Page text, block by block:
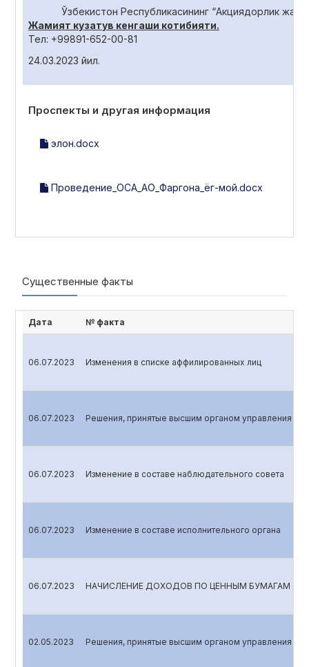
Ўзбекистон Республикасининг “Акциядорлик жамияти
Жамият кузатув кенгаши котибияти.
Teл: +99891-652-00-81
24.03.2023 йил.
Проспекты и другая информация
элон.docx
Проведение_ОСА_АО_Фаргона_ёг-мой.docx
Существенные факты
Дата № факта
06.07.2023 Изменения в списке аффилированных лиц
06.07.2023 Решения, принятые высшим органом управления
06.07.2023 Изменение в составе наблюдательного совета
06.07.2023 Изменение в составе исполнительного органа
06.07.2023 НАЧИСЛЕНИЕ ДОХОДОВ ПО ЦЕННЫМ БУМАГАМ
02.05.2023 Решения, принятые высшим органом управления